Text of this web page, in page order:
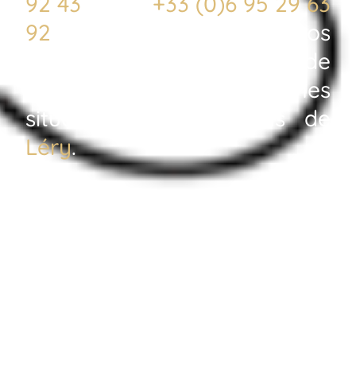
92 pour matérialiser vos
concepts d’amélioration de
vos espaces. Nous sommes
situés à quelques pas de
Léry.